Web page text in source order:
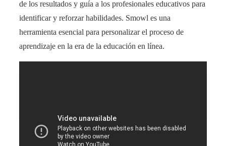
de los resultados y guía a los profesionales educativos para
identificar y reforzar habilidades. Smowl es una
herramienta esencial para personalizar el proceso de
aprendizaje en la era de la educación en línea.